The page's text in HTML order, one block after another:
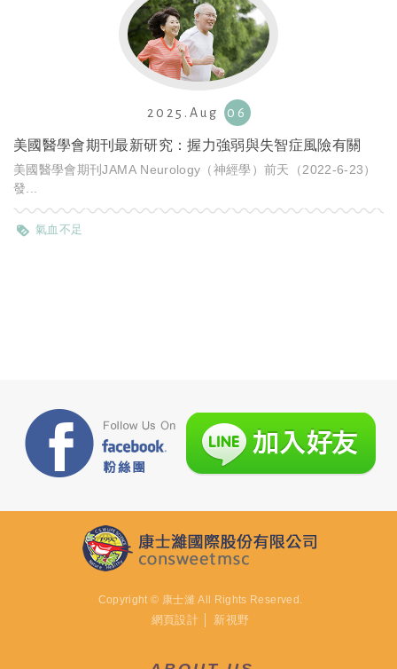
2025.Aug 06
美國醫學會期刊最新研究：握力強弱與失智症風險有關
美國醫學會期刊JAMA Neurology（神經學）前天（2022-6-23）
發...
氣血不足
Copyright © 康士濰 All Rights Reserved.
網頁設計 │ 新視野